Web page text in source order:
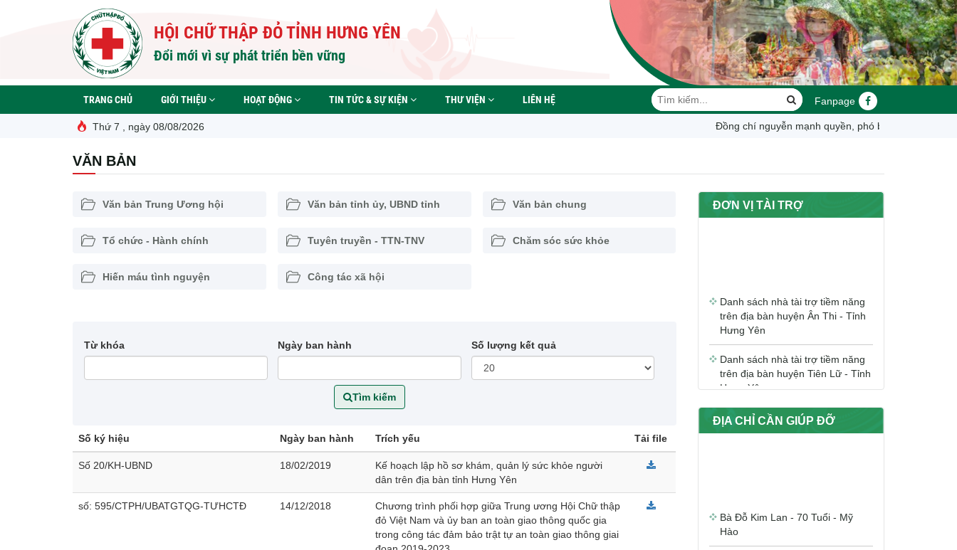
HỘI CHỮ THẬP ĐỎ TỈNH HƯNG YÊN
Đổi mới vì sự phát triển bền vững
TRANG CHỦ GIỚI THIỆU HOẠT ĐỘNG TIN TỨC & SỰ KIỆN THƯ VIỆN LIÊN HỆ Fanpage
Thứ 7 , ngày 08/08/2026 đồng chí nguyễn mạnh quyền, phó bí thư tỉnh ủy, chủ
VĂN BẢN
Văn bản Trung Ương hội Văn bản tỉnh ủy, UBND tỉnh Văn bản chung
Tổ chức - Hành chính Tuyên truyền - TTN-TNV Chăm sóc sức khỏe
Hiến máu tình nguyện Công tác xã hội
Từ khóa Ngày ban hành Số lượng kết quả
Tìm kiếm
Số ký hiệu Ngày ban hành Trích yếu Tải file
Số 20/KH-UBND 18/02/2019
Kế hoạch lập hồ sơ khám, quản lý sức khỏe người
dân trên địa bàn tỉnh Hưng Yên
số: 595/CTPH/UBATGTQG-TƯHCTĐ 14/12/2018
Chương trình phối hợp giữa Trung ương Hội Chữ thập
đỏ Việt Nam và ủy ban an toàn giao thông quốc gia
trong công tác đảm bảo trật tự an toàn giao thông giai
ĐƠN VỊ TÀI TRỢ
trên địa bàn huyện Ân Thi - Tỉnh
Hưng Yên
Danh sách nhà tài trợ tiềm năng
trên địa bàn huyện Tiên Lữ - Tỉnh
Hưng Yên
Danh sách nhà tài trợ tiềm năng
trên địa bàn huyện Khoái Châu -
Tỉnh Hưng Yên
Danh sách nhà tài trợ tiềm năng
trên địa bàn huyện Văn Lâm -
ĐỊA CHỈ CẦN GIÚP ĐỠ
Hào